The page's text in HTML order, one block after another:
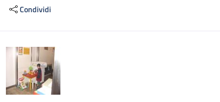
Condividi
Descrizione